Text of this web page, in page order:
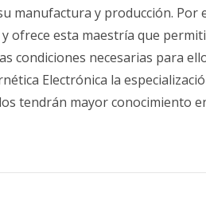
manufactura y producción. Por
ofrece esta maestría que
condiciones necesarias para
Electrónica la
tendrán mayor conocimiento